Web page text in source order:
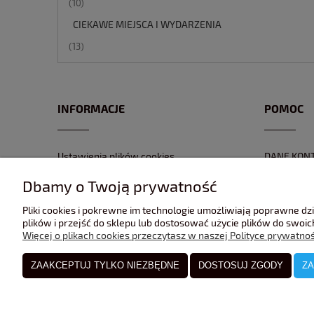
(10)
CIEKAWE MIEJSCA I WYDARZENIA
(13)
INFORMACJE
Ustawienia plików cookies
REGULAMIN
GPSR
POMOC
DANE
ZWROTY I
Dbamy o Twoją prywatność
Pliki cookies i pokrewne im technologie umożliwiają poprawne
plików i przejść do sklepu lub dostosować użycie plików do
Więcej o plikach cookies przeczytasz w naszej Polityce
ZAAKCEPTUJ TYLKO NIEZBĘDNE DOSTOSUJ ZGODY